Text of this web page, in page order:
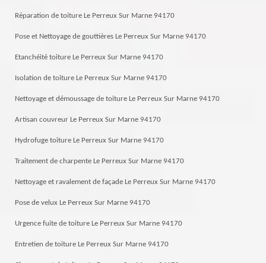
Réparation de toiture Le Perreux Sur Marne 94170
Pose et Nettoyage de gouttières Le Perreux Sur Marne 94170
Etanchéité toiture Le Perreux Sur Marne 94170
Isolation de toiture Le Perreux Sur Marne 94170
Nettoyage et démoussage de toiture Le Perreux Sur Marne 94170
Artisan couvreur Le Perreux Sur Marne 94170
Hydrofuge toiture Le Perreux Sur Marne 94170
Traitement de charpente Le Perreux Sur Marne 94170
Nettoyage et ravalement de façade Le Perreux Sur Marne 94170
Pose de velux Le Perreux Sur Marne 94170
Urgence fuite de toiture Le Perreux Sur Marne 94170
Entretien de toiture Le Perreux Sur Marne 94170